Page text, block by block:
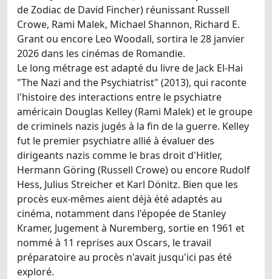
de Zodiac de David Fincher) réunissant Russell
Crowe, Rami Malek, Michael Shannon, Richard E.
Grant ou encore Leo Woodall, sortira le 28 janvier
2026 dans les cinémas de Romandie.
Le long métrage est adapté du livre de Jack El-Hai
"The Nazi and the Psychiatrist" (2013), qui raconte
l'histoire des interactions entre le psychiatre
américain Douglas Kelley (Rami Malek) et le groupe
de criminels nazis jugés à la fin de la guerre. Kelley
fut le premier psychiatre allié à évaluer des
dirigeants nazis comme le bras droit d'Hitler,
Hermann Göring (Russell Crowe) ou encore Rudolf
Hess, Julius Streicher et Karl Dönitz. Bien que les
procès eux-mêmes aient déjà été adaptés au
cinéma, notamment dans l'épopée de Stanley
Kramer, Jugement à Nuremberg, sortie en 1961 et
nommé à 11 reprises aux Oscars, le travail
préparatoire au procès n'avait jusqu'ici pas été
exploré.